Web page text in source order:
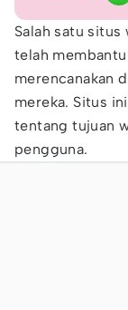
Salah satu
telah
merencanakan
mereka. Situs
tentang tujuan
pengguna.